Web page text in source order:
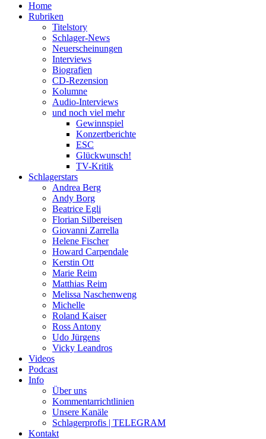
Home
Rubriken
Titelstory
Schlager-News
Neuerscheinungen
Interviews
Biografien
CD-Rezension
Kolumne
Audio-Interviews
und noch viel mehr
Gewinnspiel
Konzertberichte
ESC
Glückwunsch!
TV-Kritik
Schlagerstars
Andrea Berg
Andy Borg
Beatrice Egli
Florian Silbereisen
Giovanni Zarrella
Helene Fischer
Howard Carpendale
Kerstin Ott
Marie Reim
Matthias Reim
Melissa Naschenweng
Michelle
Roland Kaiser
Ross Antony
Udo Jürgens
Vicky Leandros
Videos
Podcast
Info
Über uns
Kommentarrichtlinien
Unsere Kanäle
Schlagerprofis | TELEGRAM
Kontakt